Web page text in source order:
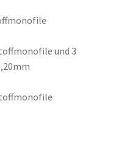
und 3